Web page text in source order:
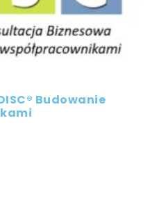
Budowanie